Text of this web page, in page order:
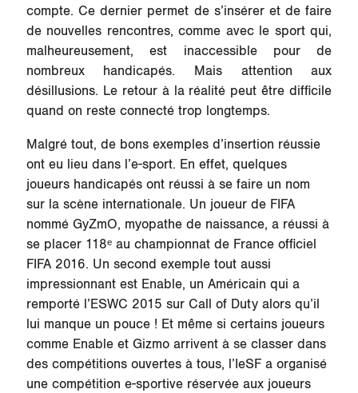
compte. Ce dernier permet de s’insérer et de faire
de nouvelles rencontres, comme avec le sport qui,
malheureusement, est inaccessible pour de
nombreux handicapés. Mais attention aux
désillusions. Le retour à la réalité peut être difficile
quand on reste connecté trop longtemps.
Malgré tout, de bons exemples d’insertion réussie
ont eu lieu dans l’e-sport. En effet, quelques
joueurs handicapés ont réussi à se faire un nom
sur la scène internationale. Un joueur de FIFA
nommé GyZmO, myopathe de naissance, a réussi à
se placer 118ᵉ au championnat de France officiel
FIFA 2016. Un second exemple tout aussi
impressionnant est Enable, un Américain qui a
remporté l’ESWC 2015 sur Call of Duty alors qu’il
lui manque un pouce ! Et même si certains joueurs
comme Enable et Gizmo arrivent à se classer dans
des compétitions ouvertes à tous, l’IeSF a organisé
une compétition e-sportive réservée aux joueurs